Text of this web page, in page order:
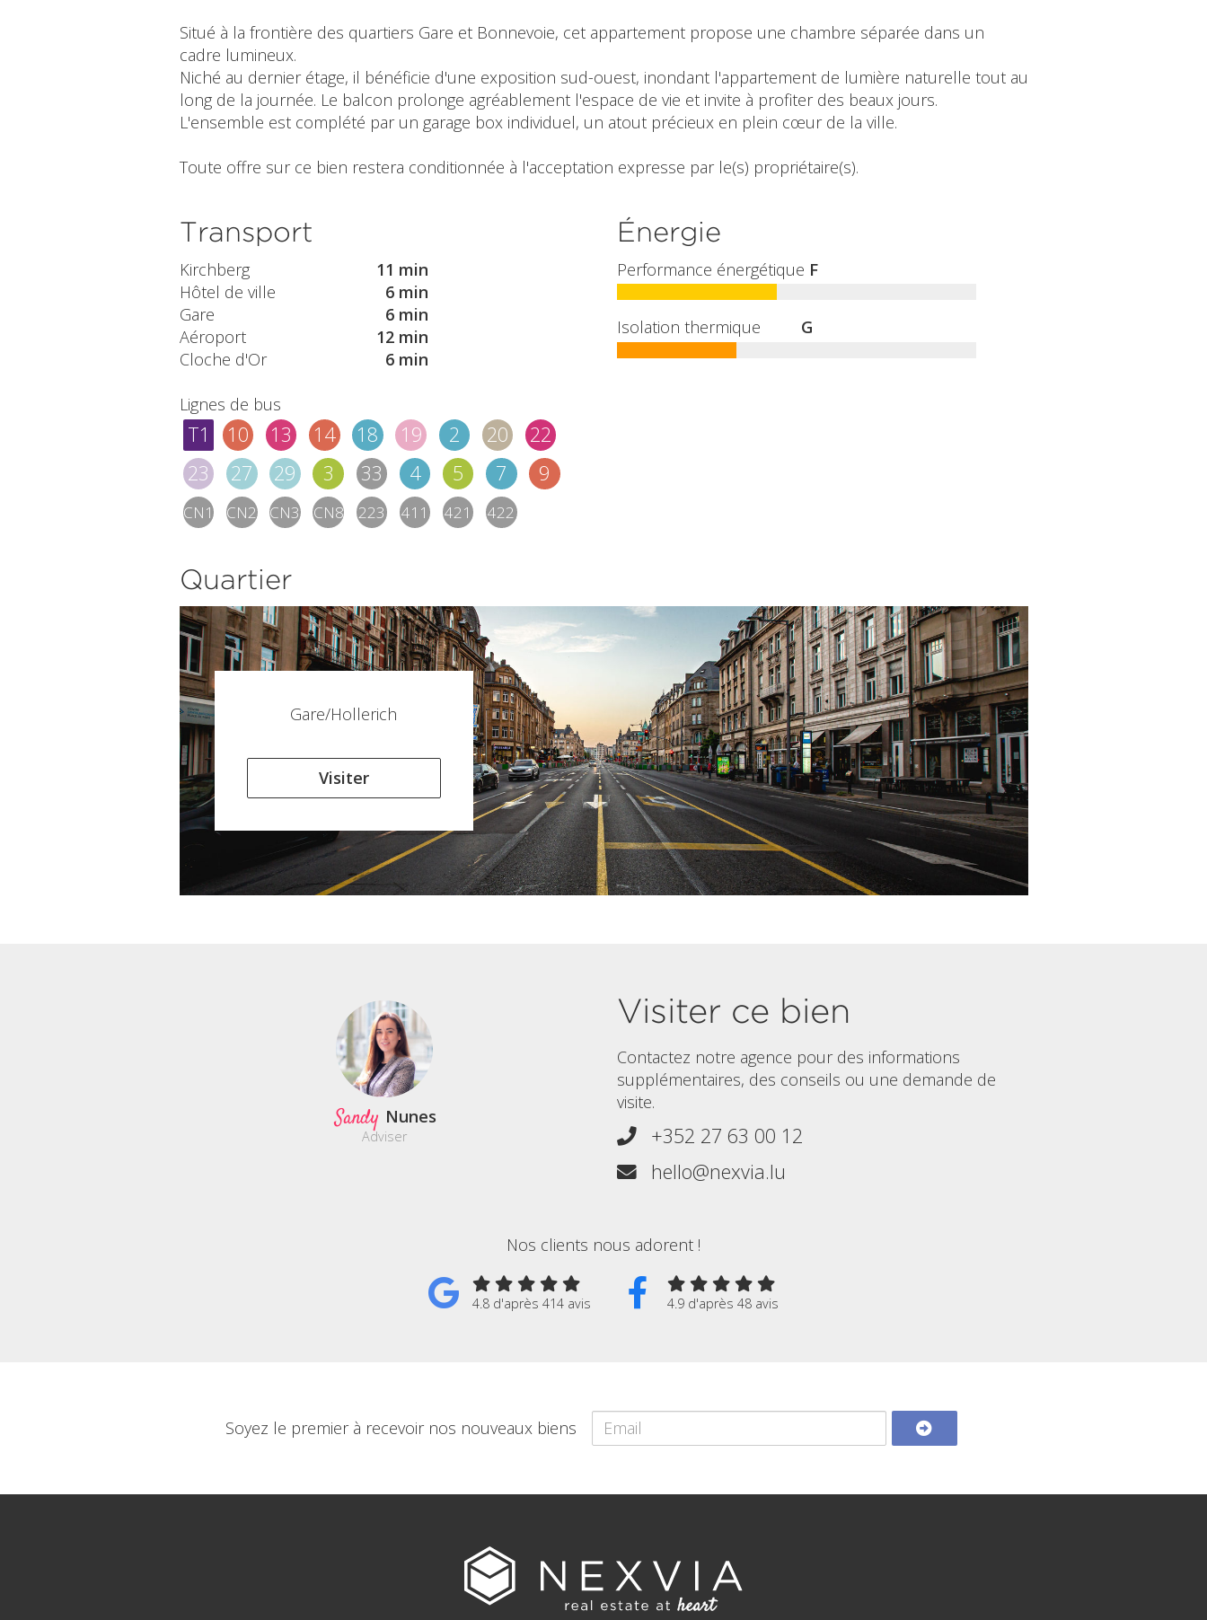
Situé à la frontière des quartiers Gare et Bonnevoie, cet appartement propose une chambre séparée dans un
cadre lumineux.
Niché au dernier étage, il bénéficie d'une exposition sud-ouest, inondant l'appartement de lumière naturelle tout au
long de la journée. Le balcon prolonge agréablement l'espace de vie et invite à profiter des beaux jours.
L'ensemble est complété par un garage box individuel, un atout précieux en plein cœur de la ville.
Toute offre sur ce bien restera conditionnée à l'acceptation expresse par le(s) propriétaire(s).
Transport
Kirchberg
11 min
Hôtel de ville
6 min
Gare
6 min
Aéroport
12 min
Cloche d'Or
6 min
Lignes de bus
T1 10 13 14 18 19 2 20
22
23
27 29 3 33 4 5 7 9
CN1 CN2 CN3 CN8 223 411 421 422
Énergie
Performance énergétique F
Isolation thermique G
Quartier
Gare/Hollerich
Visiter
Sandy Nunes
Adviser
Visiter ce bien
Contactez notre agence pour des informations
supplémentaires, des conseils ou une demande de
visite.
+352 27 63 00 12
hello@nexvia.lu
Nos clients nous adorent !
4.8 d'après 414 avis 4.9 d'après 48 avis
Soyez le premier à recevoir nos nouveaux biens